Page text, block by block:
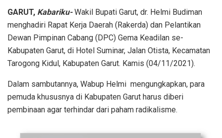
GARUT, Kabariku-Wakil Bupati Garut, dr. Helmi Budiman
menghadiri Rapat Kerja Daerah (Rakerda) dan Pelantikan
Dewan Pimpinan Cabang (DPC) Gema Keadilan se-
Kabupaten Garut, di Hotel Suminar, Jalan Otista, Kecamatan
Tarogong Kidul, Kabupaten Garut. Kamis (04/11/2021).
Dalam sambutannya, Wabup Helmi mengungkapkan, para
pemuda khususnya di Kabupaten Garut harus diberi
pembinaan agar terhindar dari paham radikalisme.